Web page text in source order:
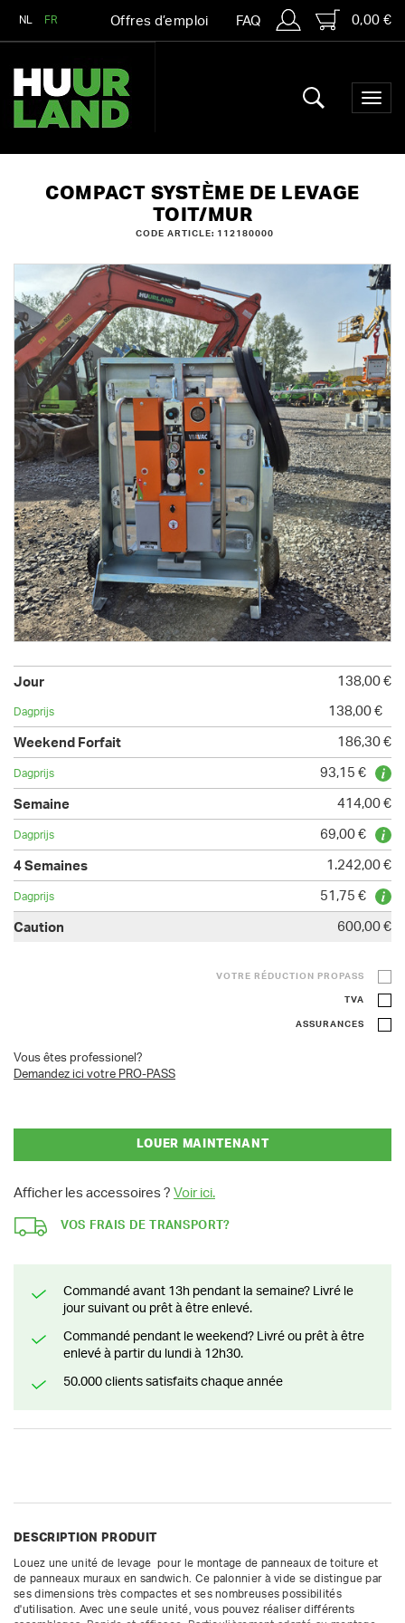
NL FR Offres d’emploi FAQ 0,00 €
COMPACT SYSTÈME DE LEVAGE
TOIT/MUR
CODE ARTICLE: 112180000
138,00 €
138,00 €
186,30 €
93,15 €
414,00 €
69,00 €
1.242,00 €
51,75 €
600,00 €
VOTRE RÉDUCTION PROPASS
TVA
ASSURANCES
Vous êtes professionel?
Demandez ici votre PRO-PASS
LOUER MAINTENANT
Afficher les accessoires ? Voir ici.
VOS FRAIS DE TRANSPORT?
Commandé avant 13h pendant la semaine? Livré le
jour suivant ou prêt à être enlevé.
Commandé pendant le weekend? Livré ou prêt à être
enlevé à partir du lundi à 12h30.
50.000 clients satisfaits chaque année
DESCRIPTION PRODUIT
Louez une unité de levage  pour le montage de panneaux de toiture et
de panneaux muraux en sandwich. Ce palonnier à vide se distingue par
ses dimensions très compactes et ses nombreuses possibilités
d'utilisation. Avec une seule unité, vous pouvez réaliser différents